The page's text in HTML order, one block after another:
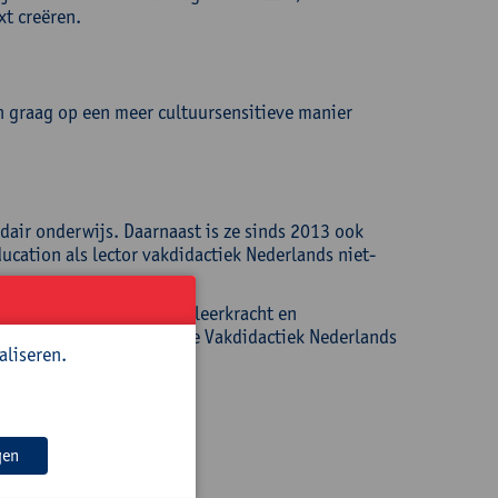
creëren.
op een meer cultuursensitieve manier
onderwijs. Daarnaast is ze sinds 2013 ook
als lector vakdidactiek Nederlands niet-
werkt ze als OKAN-leerkracht en
binnen de Vakdidactiek Nederlands